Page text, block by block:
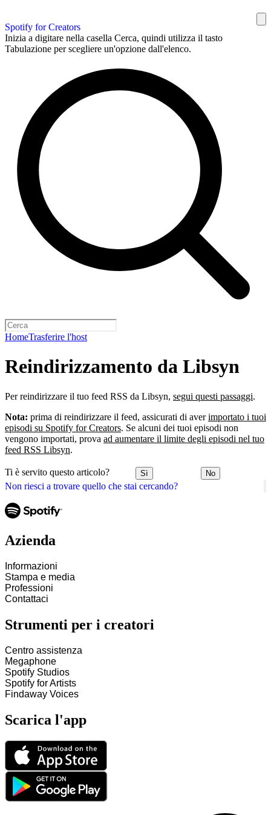
Spotify for Creators
Inizia a digitare nella casella Cerca, quindi utilizza il tasto
Tabulazione per scegliere un'opzione dall'elenco.
HomeTrasferire l'host
Non riesci a trovare quello che stai cercando?
Reindirizzamento da Libsyn
Per reindirizzare il tuo feed RSS da Libsyn, segui questi passaggi.
Nota: prima di reindirizzare il feed, assicurati di averimportato i tuoi
episodi su Spotify for Creators. Se alcuni dei tuoi episodi non
vengono importati, prova ad aumentare il limite degli episodi nel tuo
feed RSS Libsyn.
Ti è servito questo articolo? Sì No
Azienda
Informazioni
Stampa e media
Professioni
Contattaci
Strumenti per i creatori
Centro assistenza
Megaphone
Spotify Studios
Spotify for Artists
Findaway Voices
Scarica l'app